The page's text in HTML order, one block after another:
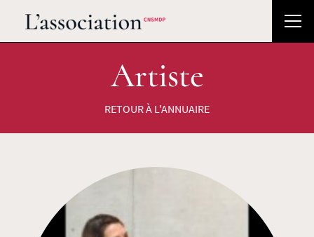
Artiste
RETOUR À L'ANNUAIRE